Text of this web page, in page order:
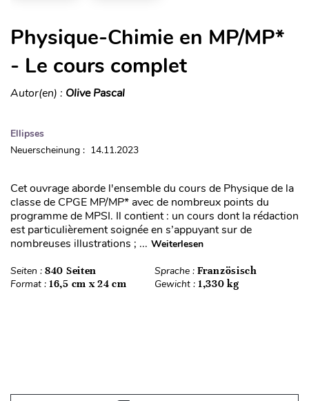
Physique-Chimie en MP/MP*
- Le cours complet
Autor(en) : Olive Pascal
Ellipses
Neuerscheinung : 14.11.2023
Cet ouvrage aborde l'ensemble du cours de Physique de la
classe de CPGE MP/MP* avec de nombreux points du
programme de MPSI. Il contient : un cours dont la rédaction
est particulièrement soignée en s’appuyant sur de
nombreuses illustrations ; ... Weiterlesen
Seiten : 840 Seiten Sprache : Französisch
Format : 16,5 cm x 24 cm Gewicht : 1,330 kg